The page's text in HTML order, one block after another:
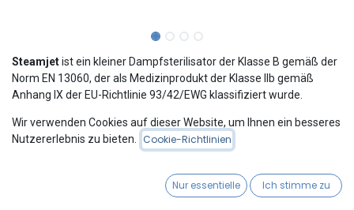
Steamjetist ein kleiner Dampfsterilisator der Klasse B gemäß der
Norm EN 13060, der als Medizinprodukt der Klasse IIb gemäß
Anhang IX der EU-Richtlinie 93/42/EWG klassifiziert wurde.
Hausarzt- und Zahnarztpraxen sowie in vielen
Behandlungsräumen verwendet werden.
in Schönheitssalons, Tierarztpraxen sowie Tattoo- oder
Piercingstudios und Friseursalons.
Wir verwenden Cookies auf dieser Website, um Ihnen ein besseres
Nutzererlebnis zu bieten.
Cookie-Richtlinien
Nur essentielle Ich stimme zu